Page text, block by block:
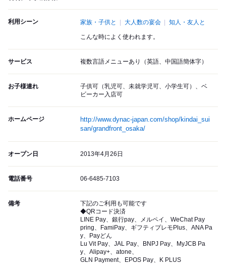
利用シーン 家族・子供と 大人数の宴会 知人・友人と
こんな時によく使われます。
サービス 複数言語メニューあり（英語、中国語簡体字）
お子様連れ
子供可（乳児可、未就学児可、小学生可）、ベ
ビーカー入店可
ホームページ
http://www.dynac-japan.com/shop/kindai_sui
san/grandfront_osaka/
オープン日 2013年4月26日
電話番号 06-6485-7103
備考
下記のご利用も可能です
◆QRコード決済
LINE Pay、銀行pay、メルペイ、WeChat Pay
pring、FamiPay、ギフティプレモPlus、ANA Pa
y、Payどん
Lu Vit Pay、JAL Pay、BNPJ Pay、MyJCB Pa
y、Alipay+、atone、
GLN Payment、EPOS Pay、K PLUS